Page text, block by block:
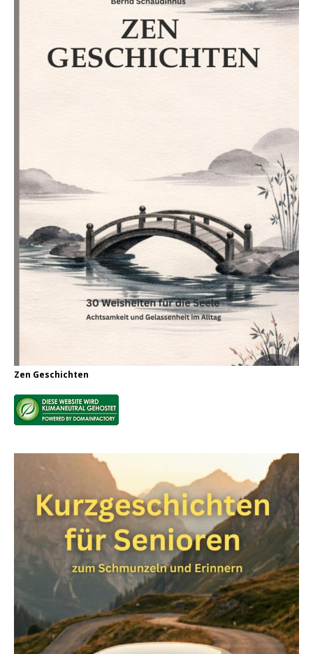
Zen Geschichten